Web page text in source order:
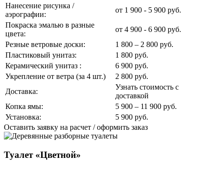
Нанесение рисунка /
аэрографии:
от 1 900 - 5 900 руб.
Покраска эмалью в разные
цвета:
от 4 900 - 6 900 руб.
Резные ветровые доски:
1 800 – 2 800 руб.
Пластиковый унитаз:
1 800 руб.
Керамический унитаз :
6 900 руб.
Укрепление от ветра (за 4 шт.)
2 800 руб.
Доставка:
Узнать стоимость с
доставкой
Копка ямы:
5 900 – 11 900 руб.
Установка:
5 900 руб.
Оставить заявку на расчет / оформить заказ
Туалет «Цветной»